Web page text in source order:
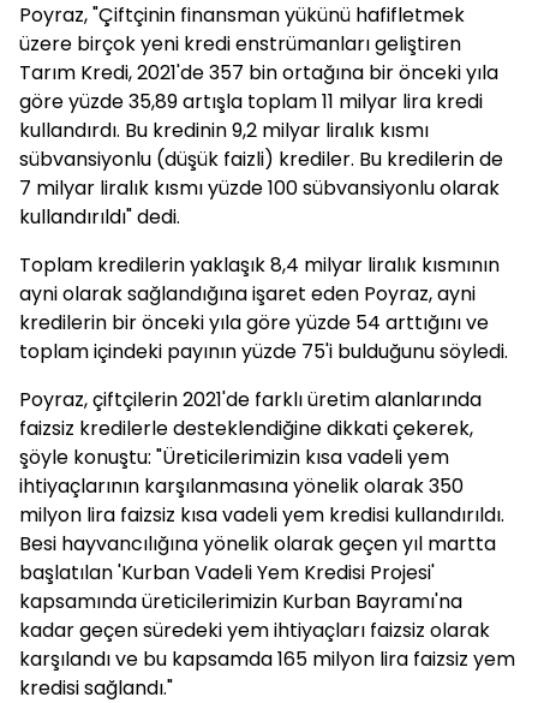
Poyraz, "Çiftçinin finansman yükünü hafifletmek
üzere birçok yeni kredi enstrümanları geliştiren
Tarım Kredi, 2021'de 357 bin ortağına bir önceki yıla
göre yüzde 35,89 artışla toplam 11 milyar lira kredi
kullandırdı. Bu kredinin 9,2 milyar liralık kısmı
sübvansiyonlu (düşük faizli) krediler. Bu kredilerin de
7 milyar liralık kısmı yüzde 100 sübvansiyonlu olarak
kullandırıldı" dedi.
Toplam kredilerin yaklaşık 8,4 milyar liralık kısmının
ayni olarak sağlandığına işaret eden Poyraz, ayni
kredilerin bir önceki yıla göre yüzde 54 arttığını ve
toplam içindeki payının yüzde 75'i bulduğunu söyledi.
Poyraz, çiftçilerin 2021'de farklı üretim alanlarında
faizsiz kredilerle desteklendiğine dikkati çekerek,
şöyle konuştu: "Üreticilerimizin kısa vadeli yem
ihtiyaçlarının karşılanmasına yönelik olarak 350
milyon lira faizsiz kısa vadeli yem kredisi kullandırıldı.
Besi hayvancılığına yönelik olarak geçen yıl martta
başlatılan 'Kurban Vadeli Yem Kredisi Projesi'
kapsamında üreticilerimizin Kurban Bayramı'na
kadar geçen süredeki yem ihtiyaçları faizsiz olarak
karşılandı ve bu kapsamda 165 milyon lira faizsiz yem
kredisi sağlandı."